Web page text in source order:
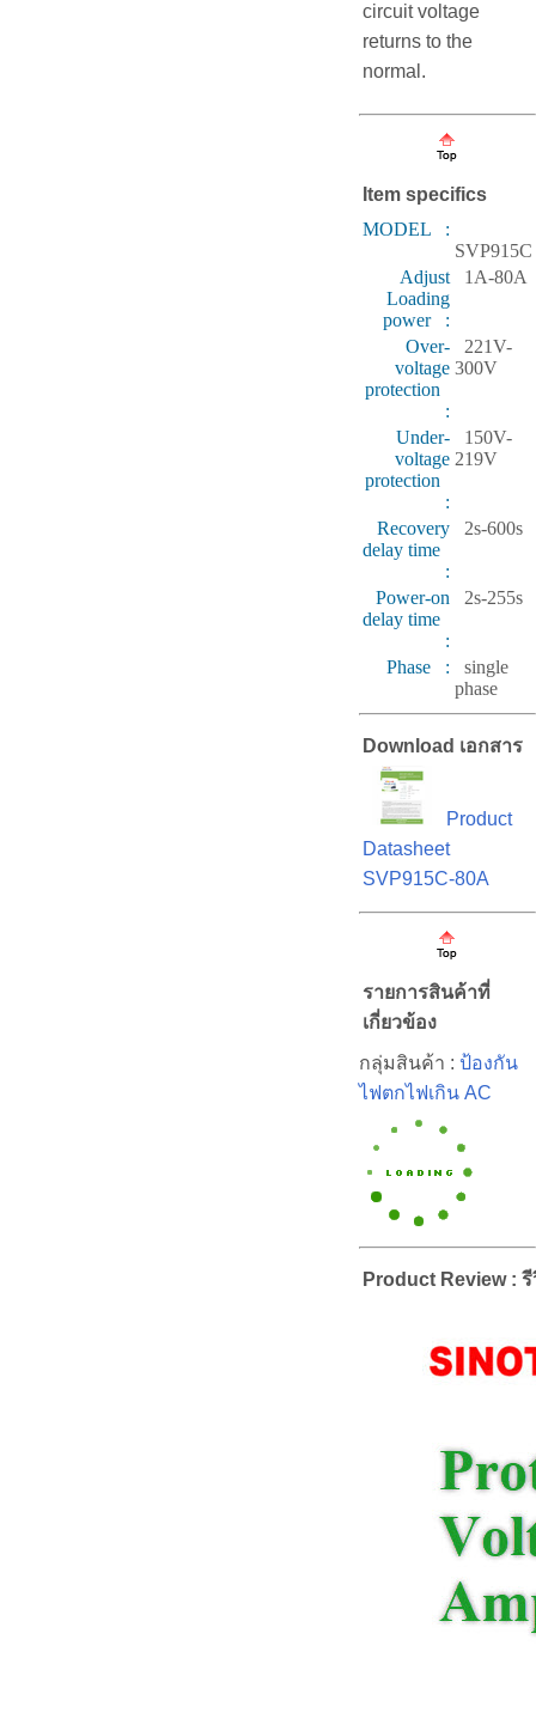
circuit voltage
returns to the
normal.
Item specifics
MODEL :
SVP915C
Adjust
Loading
power :
1A-80A
Over-
voltage
protection
:
221V-
300V
Under-
voltage
protection
:
150V-
219V
Recovery
delay time
:
2s-600s
Power-on
delay time
:
2s-255s
Phase :
single
phase
Download เอกสาร
Product
Datasheet
SVP915C-80A
รายการสินค้าที่
เกี่ยวข้อง
กลุ่มสินค้า : ป้องกัน
ไฟตกไฟเกิน AC
Product Review :